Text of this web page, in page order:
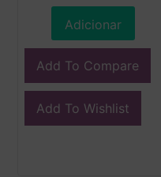
Adicionar
Add To Compare
Add To Wishlist